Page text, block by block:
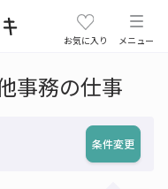
お気に入り メニュー
事務の仕事
条件変更